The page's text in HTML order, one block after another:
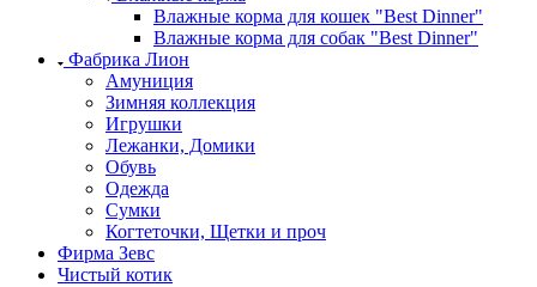
Влажные корма для кошек "Best Dinner"
Влажные корма для собак "Best Dinner"
Фабрика Лион
Амуниция
Зимняя коллекция
Игрушки
Лежанки, Домики
Обувь
Одежда
Сумки
Когтеточки, Щетки и проч
Фирма Зевс
Чистый котик